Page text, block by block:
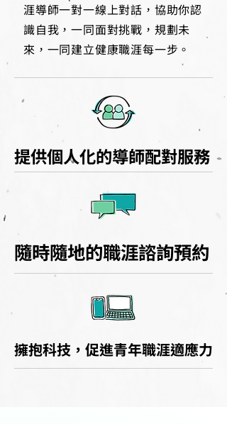
涯導師一對一線上對話，協助你認
識自我，一同面對挑戰，規劃未
來，一同建立健康職涯每一步。
提供個人化的導師配對服務
提供個人化的導師配對服務
隨時隨地的職涯諮詢預約
隨時隨地的職涯諮詢預約
擁抱科技，促進青年職涯適應力
擁抱科技，促進青年職涯適應力